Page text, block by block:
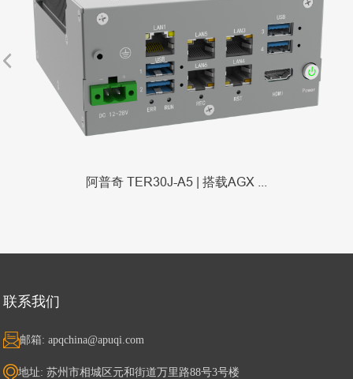
阿普奇 TER30J-A5 | 搭载AGX ...
联系我们
邮箱: apqchina@apuqi.com
地址: 苏州市相城区元和街道万里路88号3号楼